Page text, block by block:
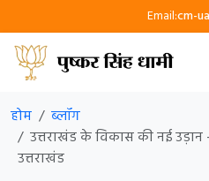
Email:cm-
होम
ब्लॉग
उत्तराखंड के विकास की नई
उत्तराखंड